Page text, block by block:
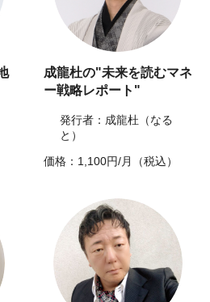
成龍杜の"未来を読むマネ
ー戦略レポート"
発行者：成龍杜（なる
と）
価格：1,100円/月（税込）